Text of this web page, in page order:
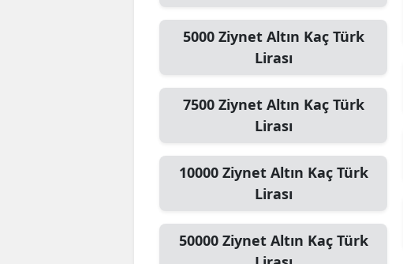
5000 Ziynet Altın Kaç Türk
Lirası
7500 Ziynet Altın Kaç Türk
Lirası
10000 Ziynet Altın Kaç Türk
Lirası
50000 Ziynet Altın Kaç Türk